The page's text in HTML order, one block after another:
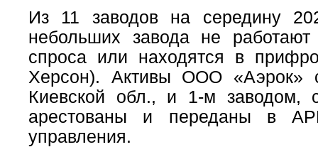
Из 11 заводов на середину
небольших завода не работают
спроса или находятся в
Херсон). Активы ООО «Аэрок»
Киевской обл., и 1-м заводом,
арестованы и переданы в
управления.